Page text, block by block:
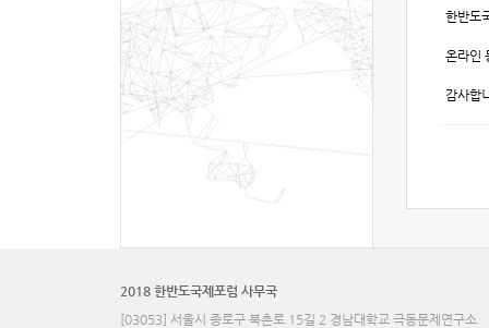
한반도
온라인
감사합
2018 한반도국제포럼 사무국
[03053] 서울시 종로구 북촌로 15길 2 경남대학교 극동문제연구소